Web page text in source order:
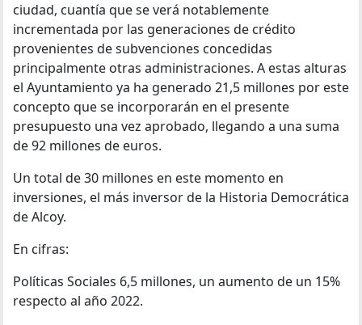
ciudad, cuantía que se verá notablemente
incrementada por las generaciones de crédito
provenientes de subvenciones concedidas
principalmente otras administraciones. A estas alturas
el Ayuntamiento ya ha generado 21,5 millones por este
concepto que se incorporarán en el presente
presupuesto una vez aprobado, llegando a una suma
de 92 millones de euros.
Un total de 30 millones en este momento en
inversiones, el más inversor de la Historia Democrática
de Alcoy.
En cifras:
Políticas Sociales 6,5 millones, un aumento de un 15%
respecto al año 2022.